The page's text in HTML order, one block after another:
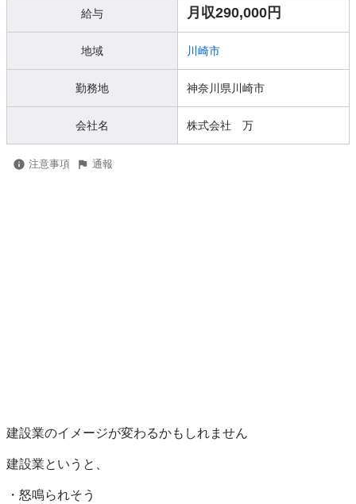
給与 月収290,000円
地域 川崎市
勤務地 神奈川県川崎市
会社名 株式会社 万
注意事項 通報
建設業のイメージが変わるかもしれません
建設業というと、
・怒鳴られそう